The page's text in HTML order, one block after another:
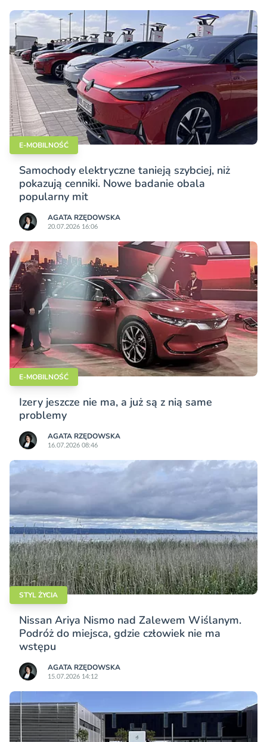
E-MOBILNOŚĆ
Samochody elektryczne tanieją szybciej, niż
pokazują cenniki. Nowe badanie obala
popularny mit
AGATA RZĘDOWSKA
20.07.2026 16:06
E-MOBILNOŚĆ
Izery jeszcze nie ma, a już są z nią same
problemy
AGATA RZĘDOWSKA
16.07.2026 08:46
STYL ŻYCIA
Nissan Ariya Nismo nad Zalewem Wiślanym.
Podróż do miejsca, gdzie człowiek nie ma
wstępu
AGATA RZĘDOWSKA
15.07.2026 14:12